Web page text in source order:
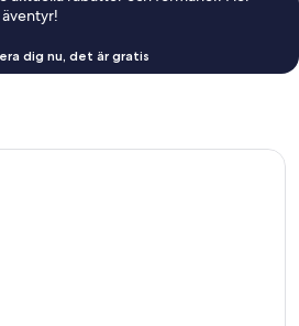
dig nu, det är gratis